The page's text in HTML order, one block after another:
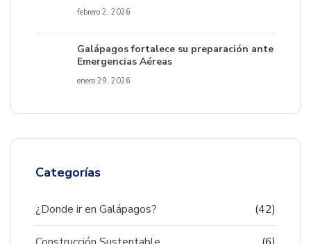
febrero 2, 2026
Galápagos fortalece su preparación ante
Emergencias Aéreas
enero 29, 2026
Categorías
¿Donde ir en Galápagos? (42)